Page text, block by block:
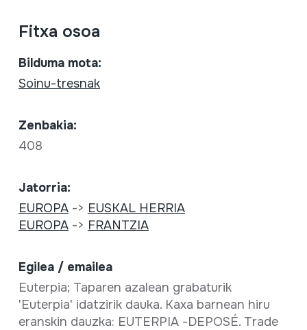
Fitxa osoa
Bilduma mota:
Soinu-tresnak
Zenbakia:
408
Jatorria:
EUROPA-> EUSKAL HERRIA
EUROPA-> FRANTZIA
Egilea / emailea
Euterpia; Taparen azalean grabaturik
'Euterpia' idatzirik dauka. Kaxa barnean hiru
eranskin dauzka: EUTERPIA -DEPOSÉ. Trade